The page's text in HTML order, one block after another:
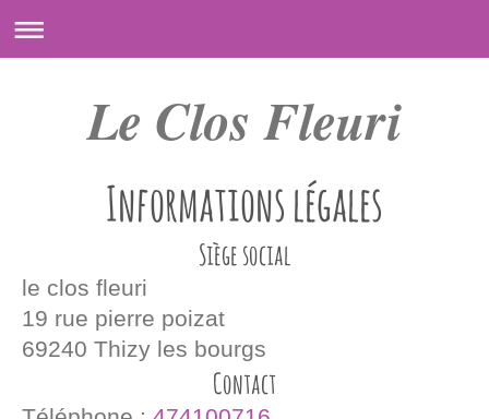
Le Clos Fleuri
Informations légales
Siège social
le clos fleuri
19 rue pierre poizat
69240 Thizy les bourgs
Contact